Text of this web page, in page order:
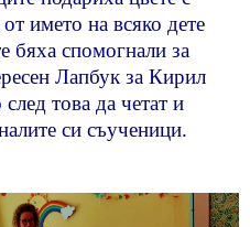
името на всяко дете
бяха спомогнали за
Лапбук за Кирил
това да четат и
си съученици.